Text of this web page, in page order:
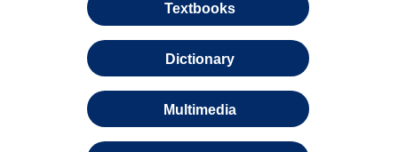
Textbooks
Dictionary
Multimedia